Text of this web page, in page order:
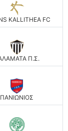
KALLITHEA FC
Π.Σ.
ΠΑΝΙΩΝΙΟΣ